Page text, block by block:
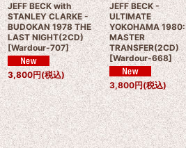
JEFF BECK with
STANLEY CLARKE -
BUDOKAN 1978 THE
LAST NIGHT(2CD)
[Wardour-707]
3,800円(税込)
JEFF BECK -
ULTIMATE
YOKOHAMA 1980:
MASTER
TRANSFER(2CD)
[Wardour-668]
3,800円(税込)